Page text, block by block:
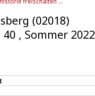
(02018)
40 , Sommer 2022